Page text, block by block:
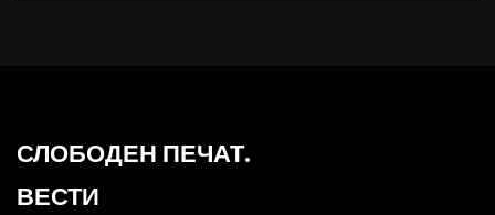
СЛОБОДЕН ПЕЧАТ.
ВЕСТИ